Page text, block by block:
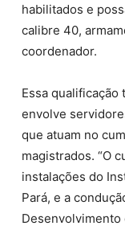
habilitados e
calibre 40,
coordenador.
Essa qualificação
envolve
que atuam no
magistrados. “O
instalações do
Pará, e a
Desenvolvimento